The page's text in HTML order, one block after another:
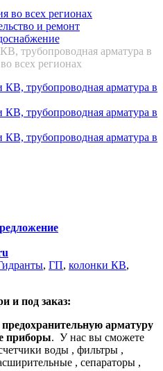
во всех регионах
и ремонт
трубопроводная арматура в
всех регионах
, ГП, колонки КВ,
и под заказ:
арматуру
приборы. У нас вы сможете
воды , фильтры ,
, сепараторы ,